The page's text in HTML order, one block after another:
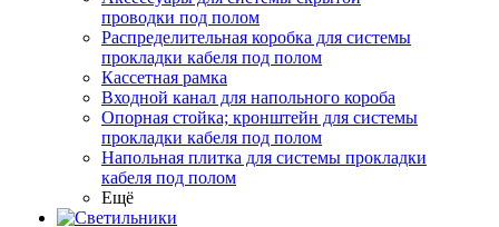
проводки под полом
Распределительная коробка для системы
прокладки кабеля под полом
Кассетная рамка
Входной канал для напольного короба
Опорная стойка; кронштейн для системы
прокладки кабеля под полом
Напольная плитка для системы прокладки
кабеля под полом
Ещё